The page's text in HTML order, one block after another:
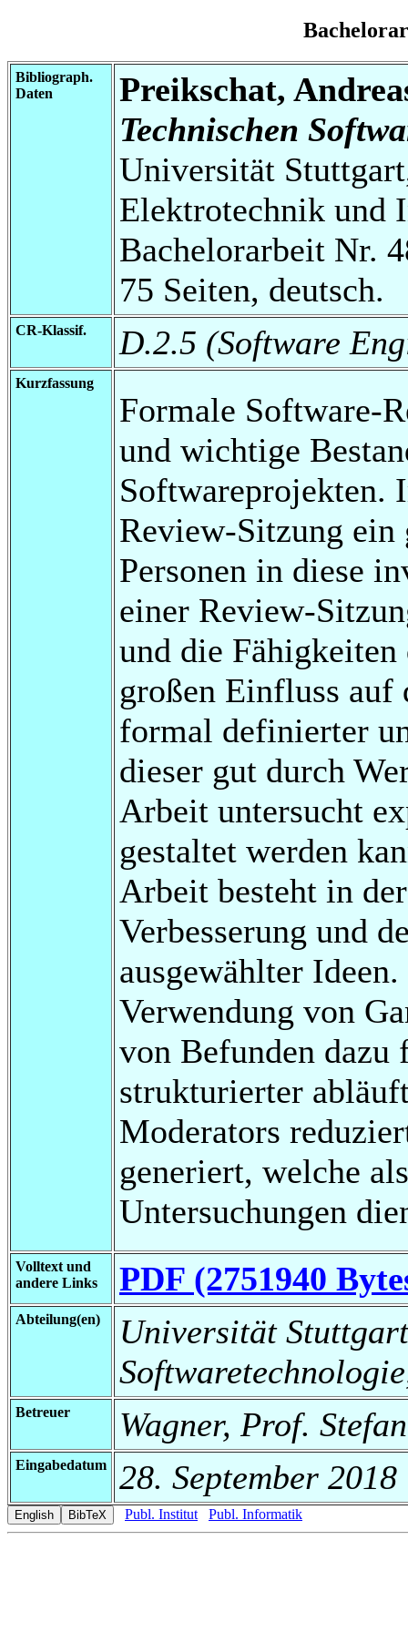
Bibliograph.
Daten
Preikschat,
Technischen
Universität
Elektrotechnik und
Bachelorarbeit Nr.
75 Seiten, deutsch.
CR-Klassif. D.2.5 (Software
Kurzfassung
Formale Software-
und wichtige
Softwareprojekten.
Review-Sitzung
Personen in diese
einer Review-
und die Fähigkeiten
großen Einfluss auf
formal definierter
dieser gut durch
Arbeit untersucht
gestaltet werden
Arbeit besteht in
Verbesserung und
ausgewählter
Verwendung von
von Befunden dazu
strukturierter
Moderators
generiert, welche
Untersuchungen
Volltext und
andere Links
PDF (2751940
Abteilung(en)
Universität
Betreuer Wagner, Prof.
Eingabedatum 28. September 2018
Publ. Institut Publ. Informatik